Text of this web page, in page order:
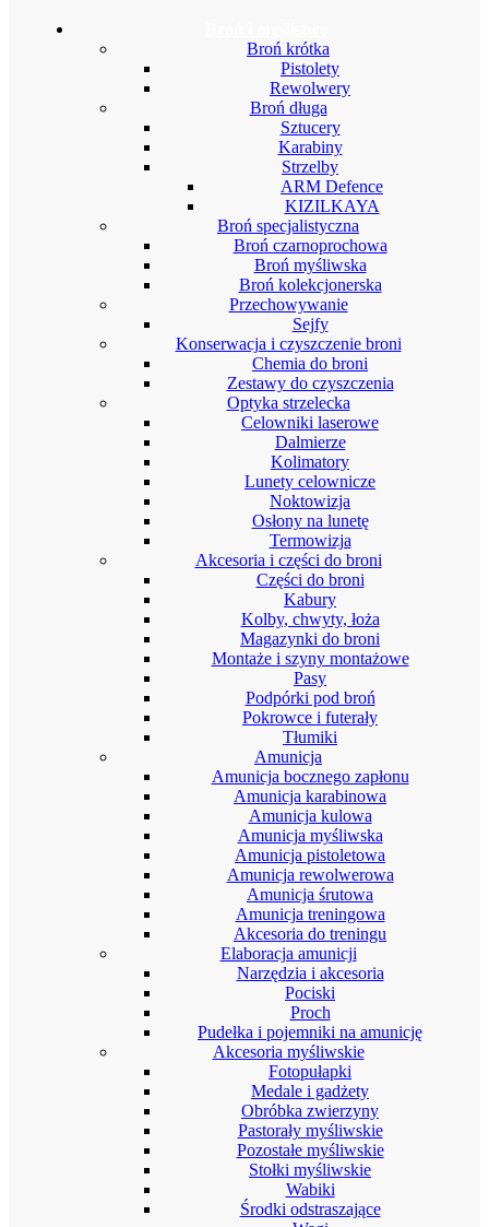
Broń krótka
Pistolety
Rewolwery
Broń długa
Sztucery
Karabiny
Strzelby
ARM Defence
KIZILKAYA
Broń specjalistyczna
Broń czarnoprochowa
Broń myśliwska
Broń kolekcjonerska
Przechowywanie
Sejfy
Konserwacja i czyszczenie broni
Chemia do broni
Zestawy do czyszczenia
Optyka strzelecka
Celowniki laserowe
Dalmierze
Kolimatory
Lunety celownicze
Noktowizja
Osłony na lunetę
Termowizja
Akcesoria i części do broni
Części do broni
Kabury
Kolby, chwyty, łoża
Magazynki do broni
Montaże i szyny montażowe
Pasy
Podpórki pod broń
Pokrowce i futerały
Tłumiki
Amunicja
Amunicja bocznego zapłonu
Amunicja karabinowa
Amunicja kulowa
Amunicja myśliwska
Amunicja pistoletowa
Amunicja rewolwerowa
Amunicja śrutowa
Amunicja treningowa
Akcesoria do treningu
Elaboracja amunicji
Narzędzia i akcesoria
Pociski
Proch
Pudełka i pojemniki na amunicję
Akcesoria myśliwskie
Fotopułapki
Medale i gadżety
Obróbka zwierzyny
Pastorały myśliwskie
Pozostałe myśliwskie
Stołki myśliwskie
Wabiki
Środki odstraszające